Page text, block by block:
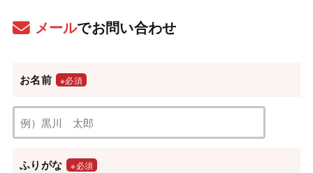
メールでお問い合わせ
お名前 ※必須
ふりがな ※必須